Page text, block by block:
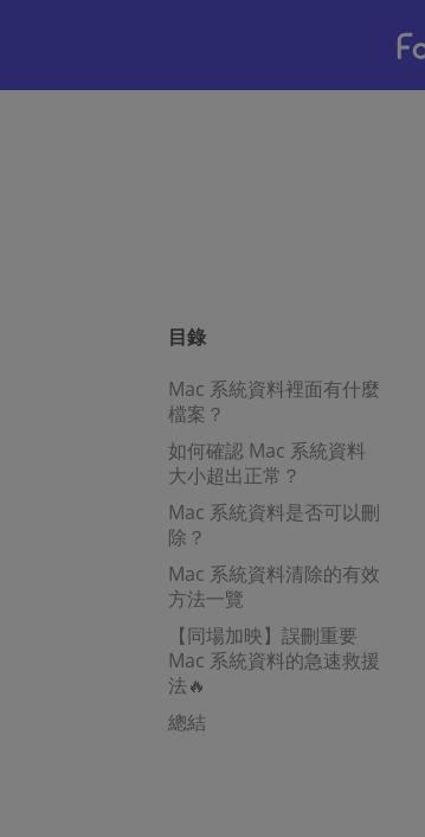
目錄
Mac 系統資料裡面有什麼
檔案？
如何確認 Mac 系統資料
大小超出正常？
Mac 系統資料是否可以刪
除？
Mac 系統資料清除的有效
方法一覽
【同場加映】誤刪重要
Mac 系統資料的急速救援
法🔥
總結